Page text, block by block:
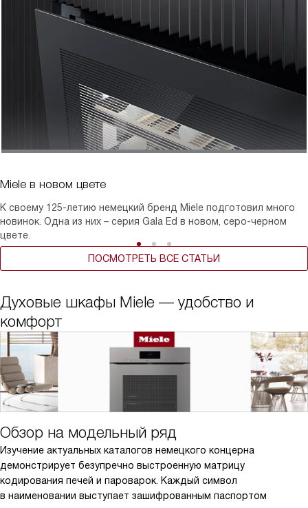
Miele в новом цвете
К своему 125-летию немецкий бренд Miele подготовил много
новинок. Одна из них – серия Gala Ed в новом, серо-черном
цвете.
ПОСМОТРЕТЬ ВСЕ СТАТЬИ
Духовые шкафы Miele — удобство и
комфорт
Обзор на модельный ряд
Изучение актуальных каталогов немецкого концерна
демонстрирует безупречно выстроенную матрицу
кодирования печей и пароварок. Каждый символ
в наименовании выступает зашифрованным паспортом